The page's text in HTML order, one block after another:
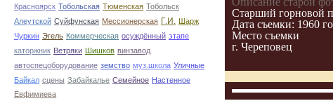
Красноярск Тобольская Тюменская Тобольск
Алеутской Суйфунская Мессионерская Г.И. Шарж
Чуркин Эгель Коммерческая осуждённый этапе
каторжник Ветряки Шишков винзавод
автоспецоборудование земство муз.школа Уличные
Байкал сцены Забайкалье Семейное Настенное
Евфимиева
Старший горновой
Дата съемки: 1960
Место съемки
г. Череповец